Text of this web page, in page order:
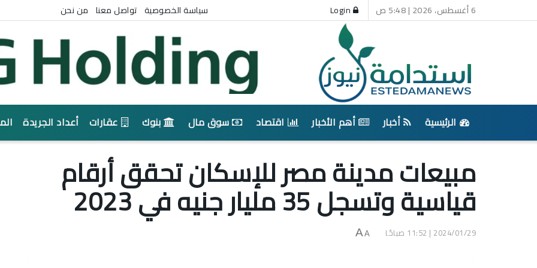
6 أغسطس، 2026 | 5:48 ص سياسة الخصوصية تواصل معنا من نحن
الرئيسية أخبار أهم الأخبار اقتصاد سوق مال بنوك عقارات أعداد الجريدة
مبيعات مدينة مصر للإسكان تحقق أرقام
قياسية وتسجل 35 مليار جنيه في 2023
2024/01/29 | 11:52 صباحًا A
A